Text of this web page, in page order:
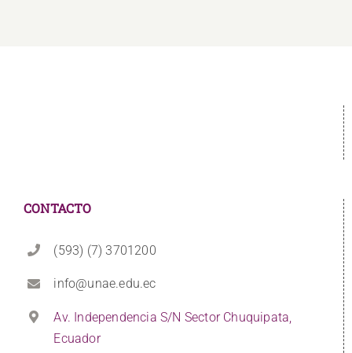
CONTACTO
(593) (7) 3701200
info@unae.edu.ec
Av. Independencia S/N Sector Chuquipata,
Ecuador